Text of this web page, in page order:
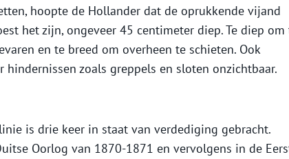
hoopte de Hollander dat de oprukkende vijand
het zijn, ongeveer 45 centimeter diep. Te diep om
en te breed om overheen te schieten. Ook
hindernissen zoals greppels en sloten onzichtbaar.
is drie keer in staat van verdediging gebracht.
Oorlog van 1870-1871 en vervolgens in de